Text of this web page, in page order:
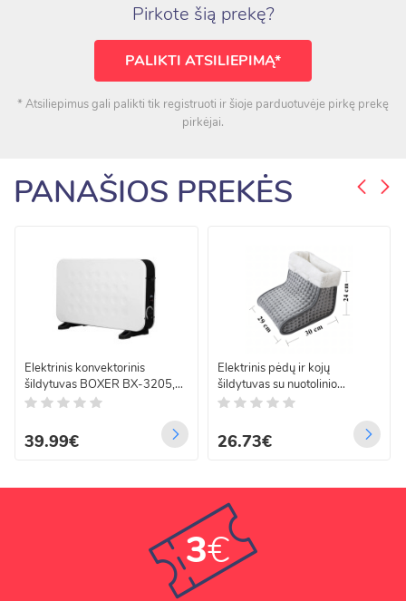
Pirkote šią prekę?
PALIKTI ATSILIEPIMĄ*
* Atsiliepimus gali palikti tik registruoti ir šioje parduotuvėje pirkę prekę
pirkėjai.
PANAŠIOS PREKĖS
Elektrinis konvektorinis
šildytuvas BOXER BX-3205,
2000W
39.99€
Elektrinis pėdų ir kojų
šildytuvas su nuotolinio
valdymo pulteliu, minkštas, 9
26.73€
3€